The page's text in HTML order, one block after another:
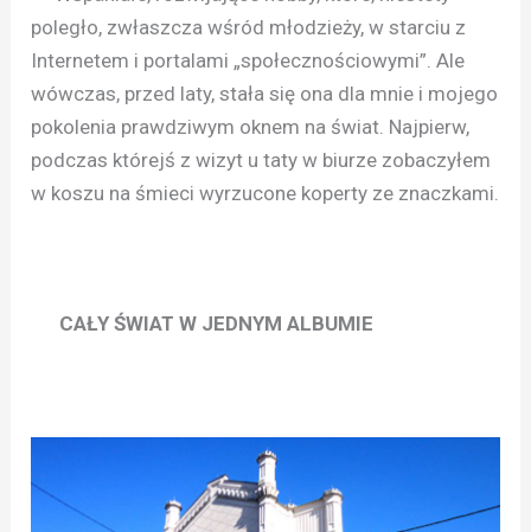
poległo, zwłaszcza wśród młodzieży, w starciu z
Internetem i portalami „społecznościowymi”. Ale
wówczas, przed laty, stała się ona dla mnie i mojego
pokolenia prawdziwym oknem na świat. Najpierw,
podczas którejś z wizyt u taty w biurze zobaczyłem
w koszu na śmieci wyrzucone koperty ze znaczkami.
CAŁY ŚWIAT W JEDNYM ALBUMIE